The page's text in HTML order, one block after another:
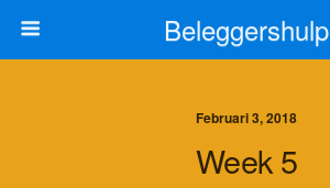
Beleggershulp
Februari 3, 2018
Week 5